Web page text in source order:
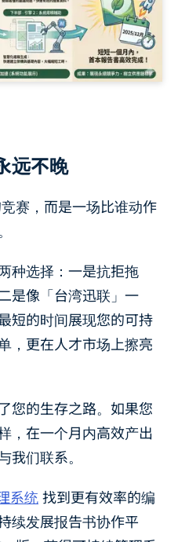
远不晚
赛，而是一场比谁动作
种选择：一是抗拒拖
是像「台湾迅联」一
短的时间展现您的可持
，更在人才市场上擦亮
您的生存之路。如果您
，在一个月内高效产出
我们联系。
系统 找到更有效率的编
续发展报告书协作平